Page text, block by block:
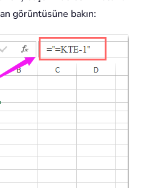
görüntüsüne bakın: